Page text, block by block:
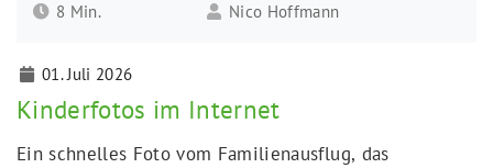
8 Min. Nico Hoffmann
01. Juli 2026
Kinderfotos im Internet
Ein schnelles Foto vom Familienausflug, das